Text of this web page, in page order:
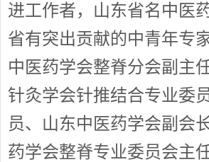
进工作者，山东省名中医
省有突出贡献的中青年专
中医药学会整脊分会副主
针灸学会针推结合专业委
员、山东中医药学会副会
药学会整脊专业委员会主